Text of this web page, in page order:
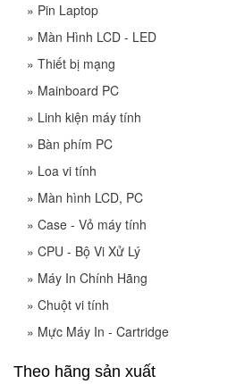
» Pin Laptop
» Màn Hình LCD - LED
» Thiết bị mạng
» Mainboard PC
» Linh kiện máy tính
» Bàn phím PC
» Loa vi tính
» Màn hình LCD, PC
» Case - Vỏ máy tính
» CPU - Bộ Vi Xử Lý
» Máy In Chính Hãng
» Chuột vi tính
» Mực Máy In - Cartridge
Theo hãng sản xuất